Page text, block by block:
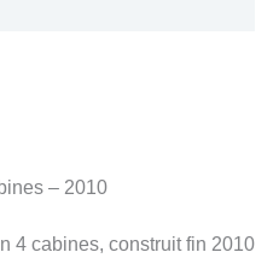
– 2010
4 cabines, construit fin 2010